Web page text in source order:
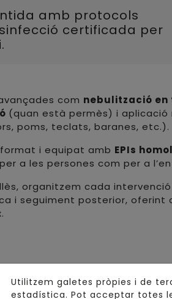
amb protocols
certificada per
com nebulització
(quan està permès) i
poms, teclats, baranes, etc.).
i equipat amb EPIs
a les persones com per a
organitzem cada
i seguiment posterior, oferint
Utilitzem galetes pròpies i de
estadística. Pot acceptar totes